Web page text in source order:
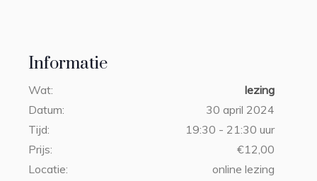
Informatie
Wat:
lezing
Datum:
30 april 2024
Tijd:
19:30 - 21:30 uur
Prijs:
€12,00
Locatie:
online lezing